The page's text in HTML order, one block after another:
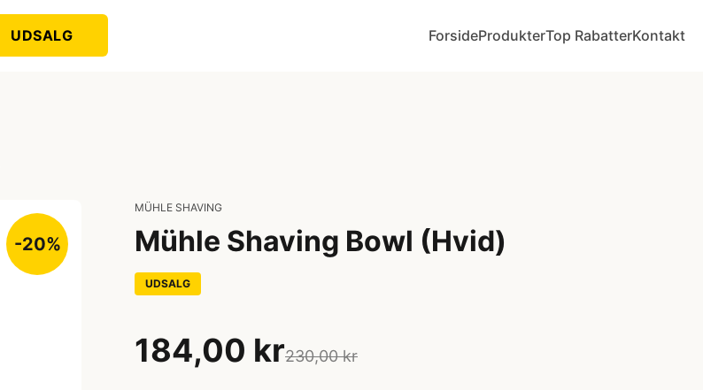
UDSALG ForsideProdukterTop RabatterKontakt
-20%
MÜHLE SHAVING
Mühle Shaving Bowl (Hvid)
UDSALG
184,00 kr230,00 kr